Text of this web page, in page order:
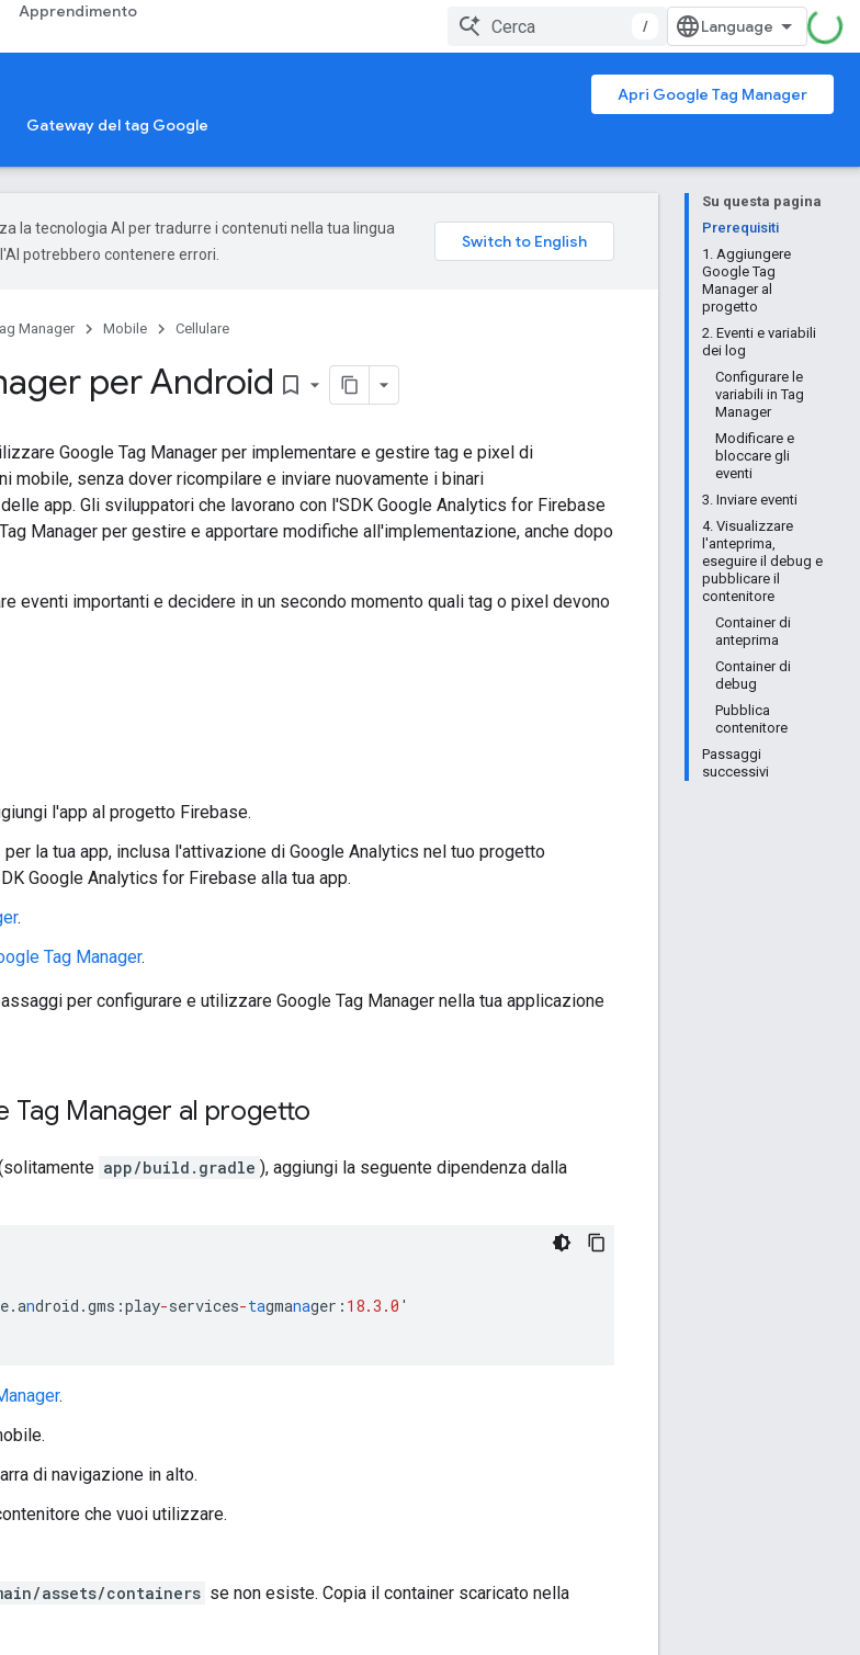
Apprendimento
/
Apri Google Tag Manager
Gateway del tag Google
Su questa pagina
Prerequisiti
1. Aggiungere
Google Tag
Manager al
progetto
2. Eventi e variabili
dei log
Configurare le
variabili in Tag
Manager
Modificare e
bloccare gli
eventi
3. Inviare eventi
4. Visualizzare
l'anteprima,
eseguire il debug e
pubblicare il
contenitore
Container di
anteprima
Container di
debug
Pubblica
contenitore
Passaggi
successivi
la tecnologia AI per tradurre i contenuti nella tua lingua
potrebbero contenere errori.
Manager Mobile Cellulare
per Android bookmark_border
Google Tag Manager per implementare e gestire tag e pixel di
mobile, senza dover ricompilare e inviare nuovamente i binari
app. Gli sviluppatori che lavorano con l'SDK Google Analytics for Firebase
Manager per gestire e apportare modifiche all'implementazione, anche dopo
eventi importanti e decidere in un secondo momento quali tag o pixel devono
l'app al progetto Firebase.
per la tua app, inclusa l'attivazione di Google Analytics nel tuo progetto
Google Analytics for Firebase alla tua app.
.
Tag Manager.
per configurare e utilizzare Google Tag Manager nella tua applicazione
Tag Manager al progetto
app/build.gradle ), aggiungi la seguente dipendenza dalla
ndroid.gms :play-services-tagmanager : 18.3.0 '
.
di navigazione in alto.
che vuoi utilizzare.
assets/containers se non esiste. Copia il container scaricato nella